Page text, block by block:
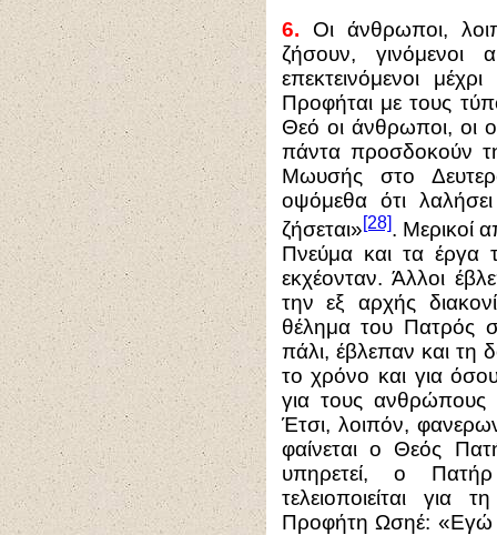
6. Οι άνθρωποι,
ζήσουν,
επεκτεινόμενοι
Προφήται με τους
Θεό οι άνθρωποι, οι
πάντα προσδοκούν
Μωυσής στο
οψόμεθα ότι
ζήσεται»[28]. Μερικοί
Πνεύμα και τα έργα
εκχέονταν. Άλλοι
την εξ αρχής
θέλημα του Πατρός
πάλι, έβλεπαν και τη
το χρόνο και για
για τους
Έτσι, λοιπόν,
φαίνεται ο Θεός
υπηρετεί, ο
τελειοποιείται
Προφήτη Ωσηέ: «Εγώ